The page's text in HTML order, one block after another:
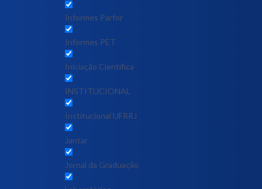
Informes Parfor
Informes PET
Iniciação Científica
INSTITUCIONAL
Institucional UFRRJ
Jantar
Jornal da Graduação